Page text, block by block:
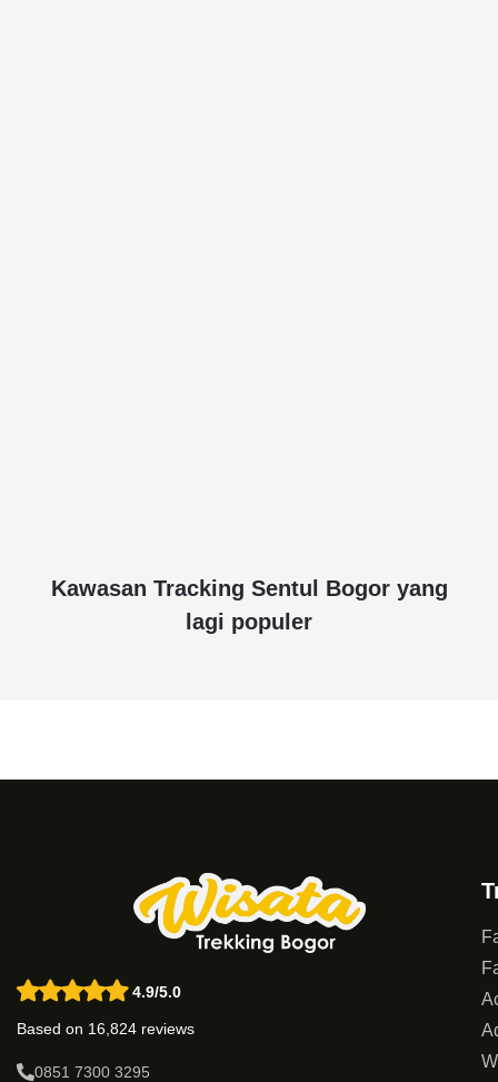
Kawasan Tracking Sentul Bogor yang
lagi populer
4.9/5.0
Based on 16,824 reviews
0851 7300 3295